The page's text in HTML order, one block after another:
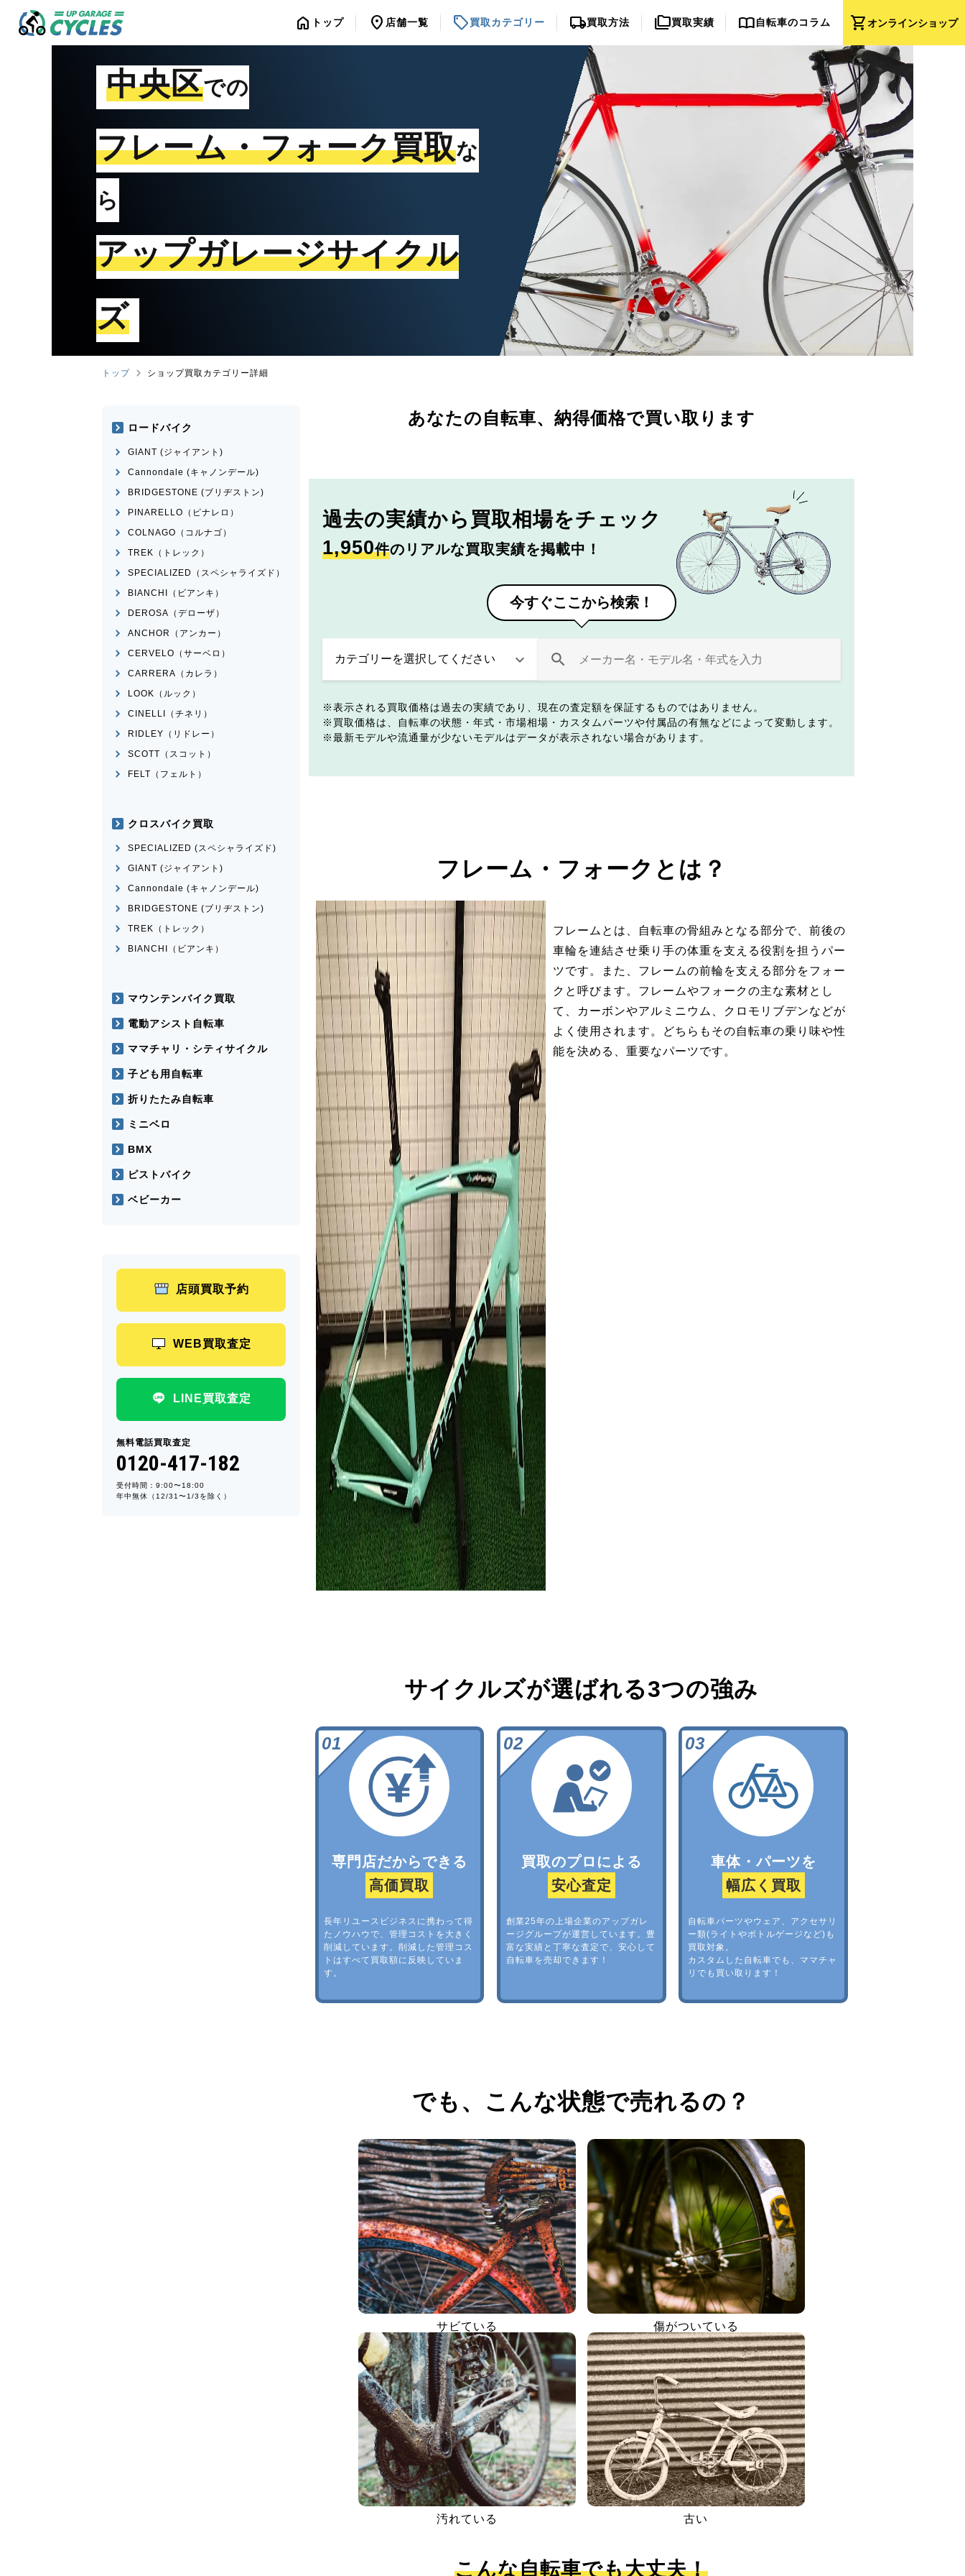
shopping_cartオンラインショップ
home トップ location_on 店舗一覧 sell買取カテゴリー local_shipping買取方法 folder_copy買取実績 import_contacts自転車のコラム
中央区での
フレーム・フォーク買取な
ら
アップガレージサイクル
ズ
トップ ショップ買取カテゴリー詳細
あなたの自転車、 納得価格で買い取ります
過去の実績から 買取相場をチェック
1,950件のリアルな買取実績を掲載中！
今すぐここから検索！
表示される買取価格は過去の実績であり、現在の査定額を保証するものではありません。
買取価格は、自転車の状態・年式・市場相場・カスタムパーツや付属品の有無などによって変動します。
最新モデルや流通量が少ないモデルはデータが表示されない場合があります。
フレーム・フォークとは？
フレームとは、自転車の骨組みとなる部分で、前後の
車輪を連結させ乗り手の体重を支える役割を担うパー
ツです。また、フレームの前輪を支える部分をフォー
クと呼びます。フレームやフォークの主な素材とし
て、カーボンやアルミニウム、クロモリブデンなどが
よく使用されます。どちらもその自転車の乗り味や性
能を決める、重要なパーツです。
サイクルズが選ばれる3つの強み
専門店だからできる
高価買取
長年リユースビジネスに携わって得
たノウハウで、管理コストを大きく
削減しています。削減した管理コス
トはすべて買取額に反映していま
す。
買取のプロによる
安心査定
創業25年の上場企業のアップガレ
ージグループが運営しています。豊
富な実績と丁寧な査定で、安心して
自転車を売却できます！
車体・パーツを
幅広く買取
自転車パーツやウェア、アクセサリ
ー類(ライトやボトルゲージなど)も
買取対象。
カスタムした自転車でも、ママチャ
リでも買い取ります！
でも、 こんな状態で売れるの？
サビている 傷がついている
汚れている 古い
こんな自転車でも大丈夫！
ロードバイク
GIANT (ジャイアント)
Cannondale (キャノンデール)
BRIDGESTONE (ブリヂストン)
PINARELLO（ピナレロ）
COLNAGO（コルナゴ）
TREK（トレック）
SPECIALIZED（スペシャライズド）
BIANCHI（ビアンキ）
DEROSA（デローザ）
ANCHOR（アンカー）
CERVELO（サーベロ）
CARRERA（カレラ）
LOOK（ルック）
CINELLI（チネリ）
RIDLEY（リドレー）
SCOTT（スコット）
FELT（フェルト）
クロスバイク買取
SPECIALIZED (スペシャライズド)
GIANT (ジャイアント)
Cannondale (キャノンデール)
BRIDGESTONE (ブリヂストン)
TREK（トレック）
BIANCHI（ビアンキ）
マウンテンバイク買取
電動アシスト自転車
ママチャリ・シティサイクル
子ども用自転車
折りたたみ自転車
ミニベロ
BMX
ピストバイク
ベビーカー
店頭買取予約
WEB買取査定
LINE買取査定
無料電話買取査定
0120-417-182
受付時間：9:00〜18:00
年中無休（12/31〜1/3を除く）